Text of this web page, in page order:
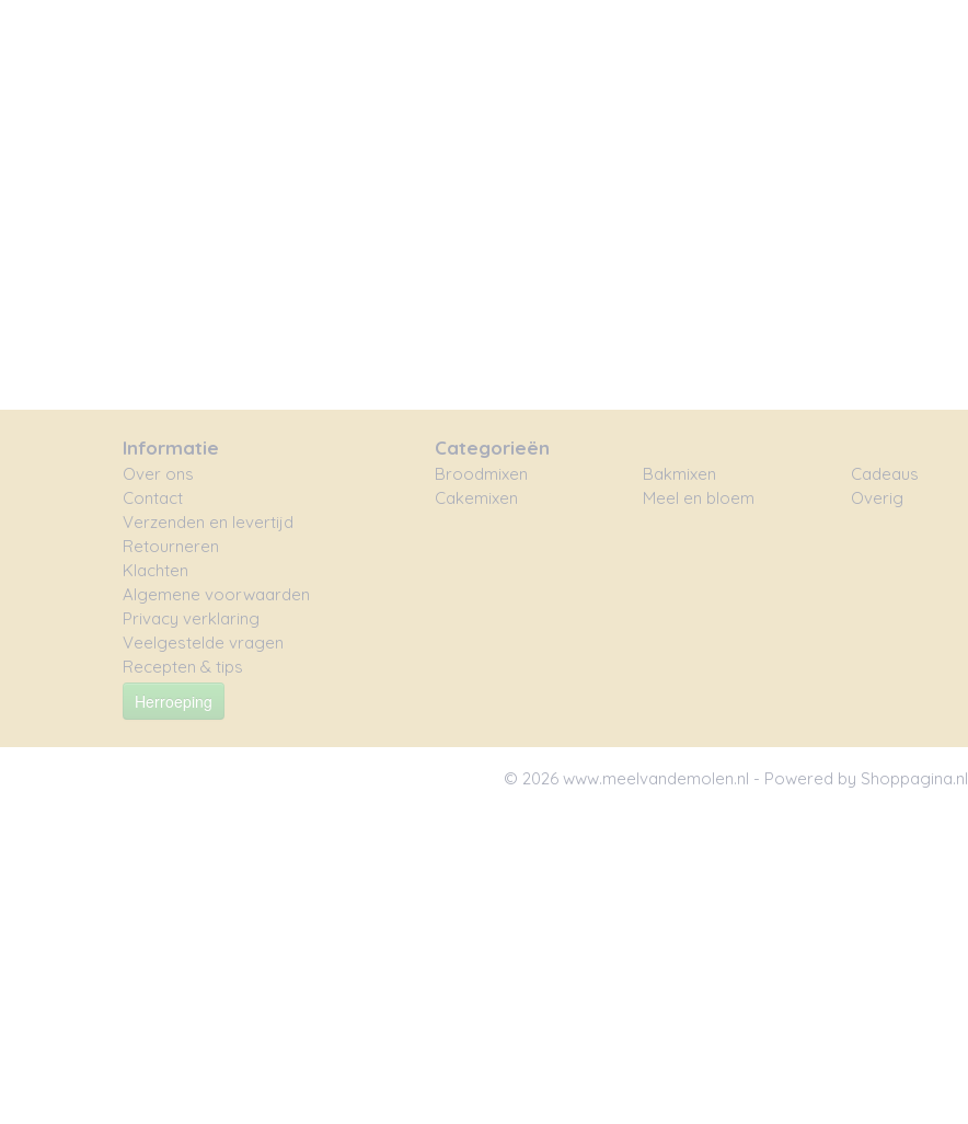
Informatie
Over ons
Contact
Verzenden en levertijd
Retourneren
Klachten
Algemene voorwaarden
Privacy verklaring
Veelgestelde vragen
Recepten & tips
Herroeping
Categorieën
Broodmixen
Cakemixen
Bakmixen
Meel en bloem
Cadeaus
Overig
© 2026 www.meelvandemolen.nl - Powered by Shoppagina.nl